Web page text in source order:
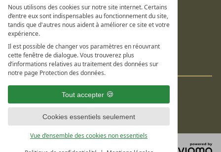
Nous utilisons des cookies sur notre site internet. Certains
d’entre eux sont indispensables au fonctionnement du site,
tandis que d'autres nous aident à améliorer ce site et votre
expérience.
Il est possible de changer vos paramètres en réouvrant
cette fenêtre de dialogue. Vous trouverez plus
d’informations relatives au traitement des données sur
notre page Protection des données.
Tout accepter
Cookies essentiels seulement
Vue d’ensemble des cookies non essentiels
Paramètres de confidentialité
Plan du site
DE FR EN
SOCIAL MEDIA